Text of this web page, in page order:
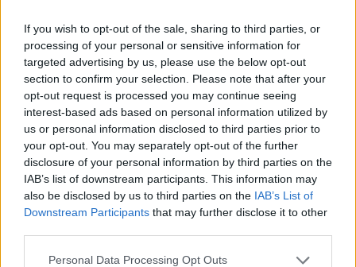
If you wish to opt-out of the sale, sharing to third parties, or
processing of your personal or sensitive information for
targeted advertising by us, please use the below opt-out
section to confirm your selection. Please note that after your
opt-out request is processed you may continue seeing
interest-based ads based on personal information utilized by
us or personal information disclosed to third parties prior to
your opt-out. You may separately opt-out of the further
disclosure of your personal information by third parties on the
IAB’s list of downstream participants. This information may
also be disclosed by us to third parties on the IAB’s List of
Downstream Participants that may further disclose it to other
Personal Data Processing Opt Outs
występować pod banderą formacji z Półwyspu
Iberyjskiego, a jego klubowym kolegą był wówczas
Bartosz "UNFAKE" Bernacki, z którym teraz 18-latek
spotka się ponownie. Przy okazji pierwszej wspólnej
przygody wspomniany duet sięgnął nawet po triumf w
PLE.GG VALORANT: Polish Circuit, ale potem jego drogi
się rozeszły. UNFAKE pozostał w zespole, zaś xuss w
styczniu tego roku zasilił szeregi Anonymo Mentos, z
którym wygrał VALORANT Regional Leagues East:
Surge. Z kolei Katu w przeszłości reprezentował MAD